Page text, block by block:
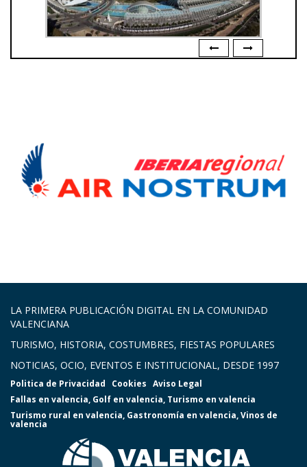
LA PRIMERA PUBLICACIÓN DIGITAL EN LA COMUNIDAD
VALENCIANA
TURISMO, HISTORIA, COSTUMBRES, FIESTAS POPULARES
NOTICIAS, OCIO, EVENTOS E INSTITUCIONAL, DESDE 1997
Politica de Privacidad Cookies Aviso Legal
Fallas en valencia, Golf en valencia, Turismo en valencia
Turismo rural en valencia, Gastronomía en valencia,Vinos de
valencia